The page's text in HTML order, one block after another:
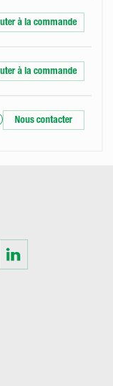
à la commande
à la commande
Nous contacter
Visit
on
LinkedIn